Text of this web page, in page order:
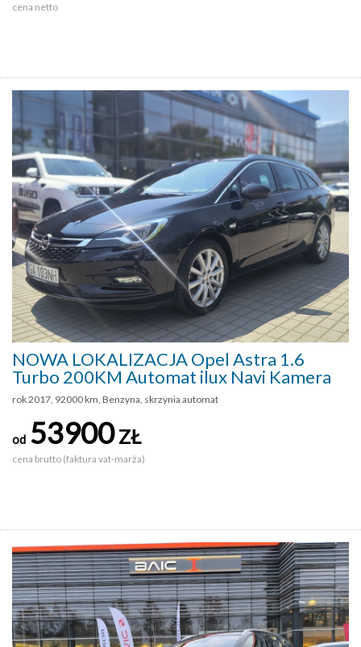
cena netto
NOWA LOKALIZACJA Opel Astra 1.6
Turbo 200KM Automat ilux Navi Kamera
rok 2017, 92000 km, Benzyna, skrzynia automat
od 53900ZŁ
cena brutto (faktura vat-marża)